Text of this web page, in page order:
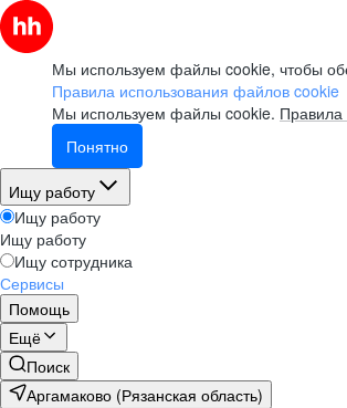
Мы используем файлы cookie, чтобы
Правила использования файлов cookie
Мы используем файлы cookie. Правила
Понятно
Ищу работу
Ищу работу
Ищу работу
Ищу сотрудника
Сервисы
Помощь
Ещё
Поиск
Аргамаково (Рязанская область)